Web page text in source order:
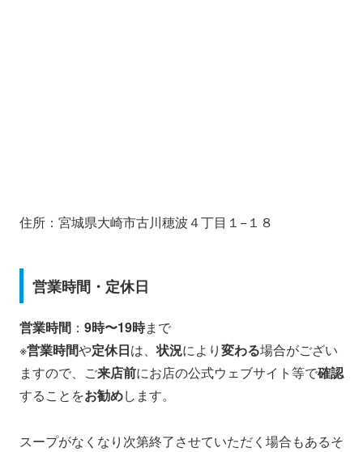
住所：宮城県大崎市古川穂波４丁目１−１８
営業時間・定休日
営業時間 ： 9時〜19時まで
※営業時間や定休日は、状況により変わる場合がござい
ますので、ご来店前にお店の公式ウェブサイト等で確認
することをお勧めします。
スープがなくなり次第終了させていただく場合もあるそ